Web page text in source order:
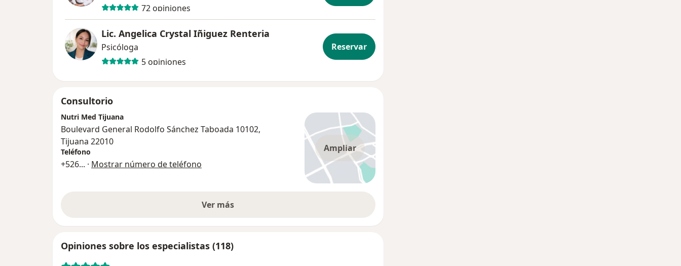
72 opiniones
Lic. Angelica Crystal Iñiguez Renteria
Psicóloga
5 opiniones
Reservar
Consultorio
Ampliar
Nutri Med Tijuana
Boulevard General Rodolfo Sánchez Taboada 10102,
Tijuana 22010
Teléfono
+526... · Mostrar número de teléfono
Ver más
Opiniones sobre los especialistas (118)